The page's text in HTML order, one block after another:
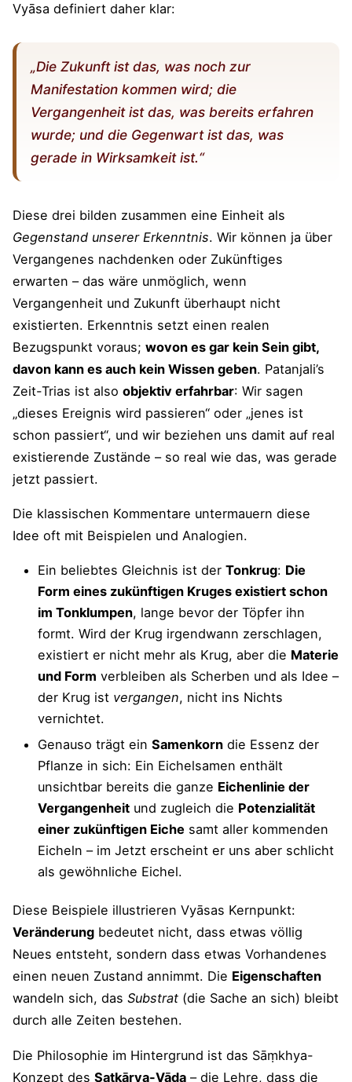
Vyāsa definiert daher klar:
„Die Zukunft ist das, was noch zur
Manifestation kommen wird; die
Vergangenheit ist das, was bereits erfahren
wurde; und die Gegenwart ist das, was
gerade in Wirksamkeit ist.“
Diese drei bilden zusammen eine Einheit als
Gegenstand unserer Erkenntnis. Wir können ja über
Vergangenes nachdenken oder Zukünftiges
erwarten – das wäre unmöglich, wenn
Vergangenheit und Zukunft überhaupt nicht
existierten. Erkenntnis setzt einen realen
Bezugspunkt voraus; wovon es gar kein Sein gibt,
davon kann es auch kein Wissen geben. Patanjali’s
Zeit-Trias ist also objektiv erfahrbar: Wir sagen
„dieses Ereignis wird passieren“ oder „jenes ist
schon passiert“, und wir beziehen uns damit auf real
existierende Zustände – so real wie das, was gerade
jetzt passiert.
Die klassischen Kommentare untermauern diese
Idee oft mit Beispielen und Analogien.
Ein beliebtes Gleichnis ist der Tonkrug: Die
Form eines zukünftigen Kruges existiert schon
im Tonklumpen, lange bevor der Töpfer ihn
formt. Wird der Krug irgendwann zerschlagen,
existiert er nicht mehr als Krug, aber die Materie
und Form verbleiben als Scherben und als Idee –
der Krug ist vergangen, nicht ins Nichts
vernichtet.
Genauso trägt ein Samenkorn die Essenz der
Pflanze in sich: Ein Eichelsamen enthält
unsichtbar bereits die ganze Eichenlinie der
Vergangenheit und zugleich die Potenzialität
einer zukünftigen Eiche samt aller kommenden
Eicheln – im Jetzt erscheint er uns aber schlicht
als gewöhnliche Eichel.
Diese Beispiele illustrieren Vyāsas Kernpunkt:
Veränderung bedeutet nicht, dass etwas völlig
Neues entsteht, sondern dass etwas Vorhandenes
einen neuen Zustand annimmt. Die Eigenschaften
wandeln sich, das Substrat (die Sache an sich) bleibt
durch alle Zeiten bestehen.
Die Philosophie im Hintergrund ist das Sāṃkhya-
Konzept des Satkārya-Vāda – die Lehre, dass die